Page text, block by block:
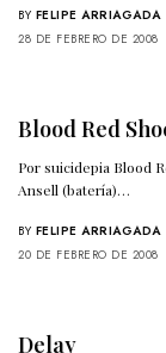
BY FELIPE ARRIAGADA
28 DE FEBRERO DE 2008
Blood Red
Por suicidepia Blood
Ansell (batería)…
BY FELIPE ARRIAGADA
20 DE FEBRERO DE 2008
Delay